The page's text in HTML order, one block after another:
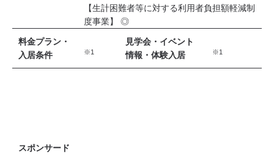
【生計困難者等に対する利用者負担額軽減制
度事業】 ◎
料金プラン・
入居条件
※1
見学会・イベント
情報・体験入居
※1
スポンサード